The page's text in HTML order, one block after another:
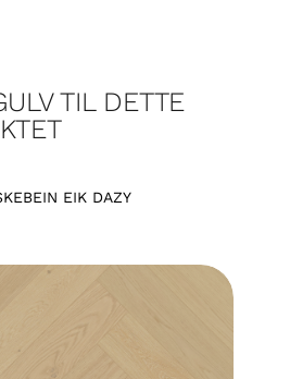
TIL DETTE
EIK DAZY